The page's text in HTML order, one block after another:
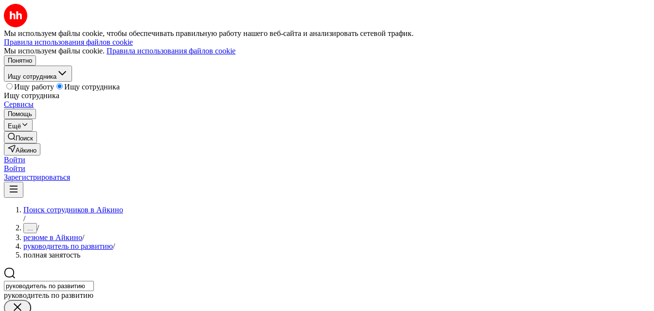
Мы используем файлы cookie, чтобы обеспечивать правильную работу нашего веб-сайта и анализировать сетевой трафик.
Правила использования файлов cookie
Мы используем файлы cookie. Правила использования файлов cookie
Понятно
Ищу сотрудника
Ищу работу
Ищу сотрудника
Ищу сотрудника
Сервисы
Помощь
Ещё
Поиск
Айкино
Войти
Войти
Зарегистрироваться
Поиск сотрудников в Айкино
/
... /
резюме в Айкино/
руководитель по развитию/
полная занятость
руководитель по развитию